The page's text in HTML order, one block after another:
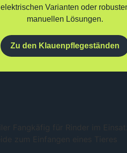
elektrischen Varianten oder
manuellen Lösungen.
Zu den Klauenpflegeständen